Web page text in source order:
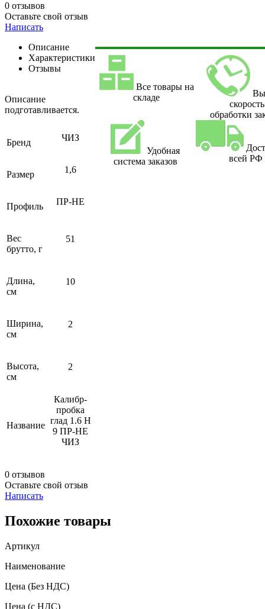
0 отзывов
Оставьте свой отзыв
Написать
Описание
Характеристики
Отзывы
Описание
подготавливается.
Бренд ЧИЗ
Размер 1,6
Профиль ПР-НЕ
Вес
брутто, г
51
Длина,
см
10
Ширина,
см
2
Высота,
см
2
Название
Калибр-
пробка
глад 1.6 Н
9 ПР-НЕ
ЧИЗ
0 отзывов
Оставьте свой отзыв
Написать
Все товары на
складе
скорость
обработки
Удобная
система заказов
всей РФ
Похожие товары
Артикул
Наименование
Цена (Без НДС)
Цена (с НДС)